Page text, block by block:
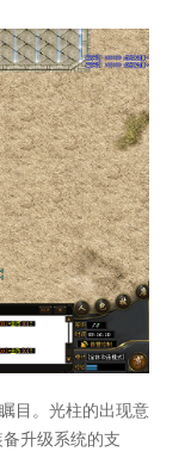
目。光柱的出现意
升级系统的支